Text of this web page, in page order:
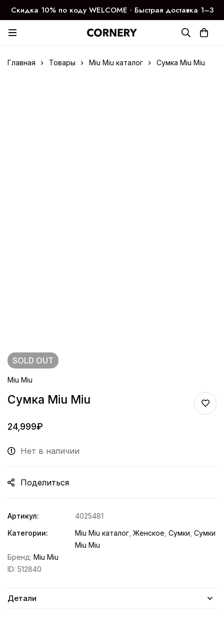
Скидка 10% по коду WELCOME ∙ Быстрая доставка 1–3
дня
Главная Товары Miu Miu каталог Сумка Miu Miu
SOLD OUT
Miu Miu
Сумка Miu Miu
24,999₽
Нет в наличии
Поделиться
Артикул:
4025481
Категории:
Miu Miu каталог Женское Сумки Сумки
Miu Miu
Бренд: Miu Miu
ID: 512840
Детали